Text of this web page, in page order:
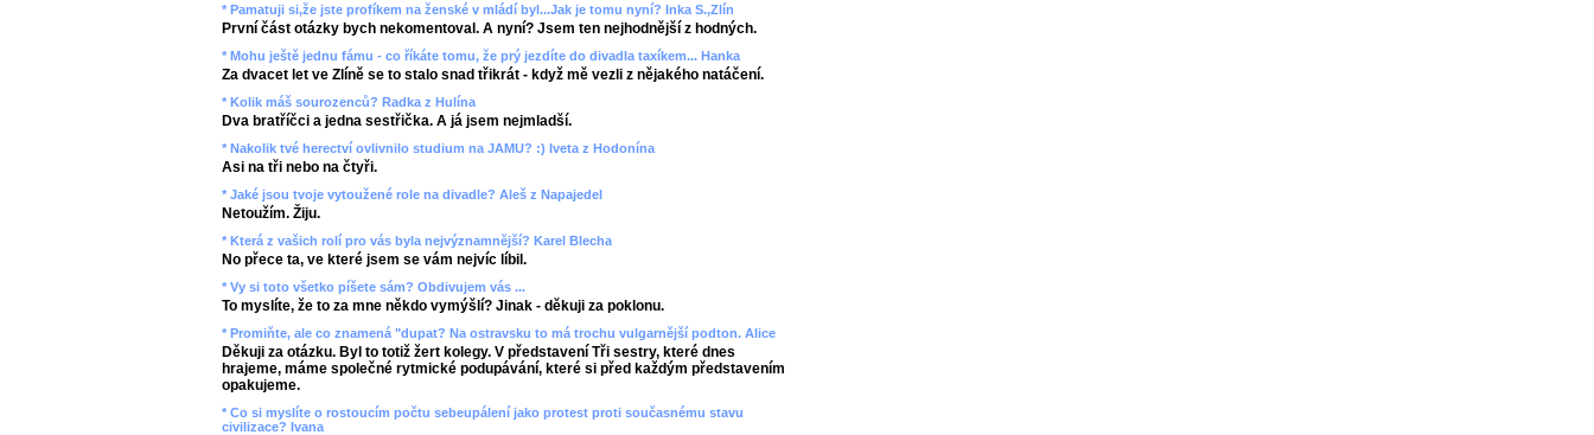
* Pamatuji si,že jste profíkem na ženské v mládí byl...Jak je tomu nyní? Inka S.,Zlín
První část otázky bych nekomentoval. A nyní? Jsem ten nejhodnější z hodných.
* Mohu ještě jednu fámu - co říkáte tomu, že prý jezdíte do divadla taxíkem... Hanka
Za dvacet let ve Zlíně se to stalo snad třikrát - když mě vezli z nějakého natáčení.
* Kolik máš sourozenců? Radka z Hulína
Dva bratříčci a jedna sestřička. A já jsem nejmladší.
* Nakolik tvé herectví ovlivnilo studium na JAMU? :) Iveta z Hodonína
Asi na tři nebo na čtyři.
* Jaké jsou tvoje vytoužené role na divadle? Aleš z Napajedel
Netoužím. Žiju.
* Která z vašich rolí pro vás byla nejvýznamnější? Karel Blecha
No přece ta, ve které jsem se vám nejvíc líbil.
* Vy si toto všetko píšete sám? Obdivujem vás ...
To myslíte, že to za mne někdo vymýšlí? Jinak - děkuji za poklonu.
* Promiňte, ale co znamená "dupat? Na ostravsku to má trochu vulgarnější podton. Alice
Děkuji za otázku. Byl to totiž žert kolegy. V představení Tři sestry, které dnes
hrajeme, máme společné rytmické podupávání, které si před každým představením
opakujeme.
* Co si myslíte o rostoucím počtu sebeupálení jako protest proti současnému stavu
civilizace? Ivana